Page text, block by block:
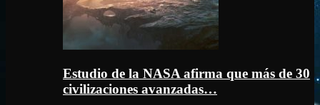
Estudio de la NASA afirma que más de 30
civilizaciones avanzadas…